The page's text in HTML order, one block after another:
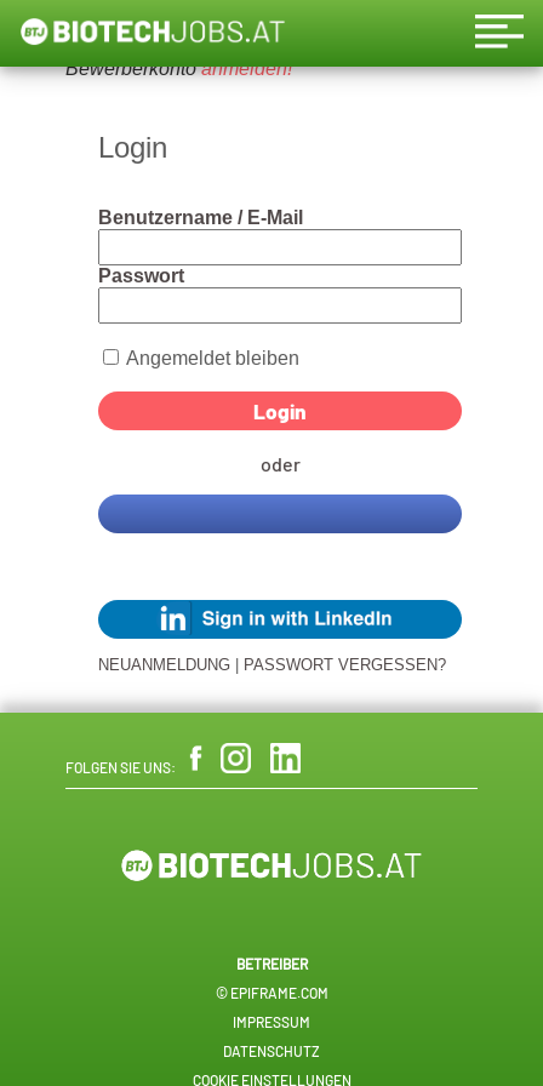
Um diese Funktion nutzen zu können, bitte ein
Bewerberkontoanmelden!
Login
Benutzername / E-Mail
Passwort
Angemeldet bleiben
oder
NEUANMELDUNG PASSWORT VERGESSEN?
FOLGEN SIE UNS:
BETREIBER
© EPIFRAME.COM
IMPRESSUM
DATENSCHUTZ
COOKIE EINSTELLUNGEN